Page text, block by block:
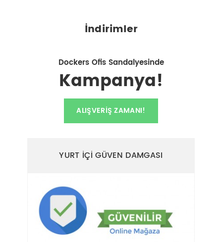
İndirimler
Dockers Ofis Sandalyesinde
Kampanya!
ALIŞVERIŞ ZAMANI!
YURT İÇİ GÜVEN DAMGASI